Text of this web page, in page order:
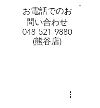
お電話でのお
問い合わせ
048-521-9880
(熊谷店)